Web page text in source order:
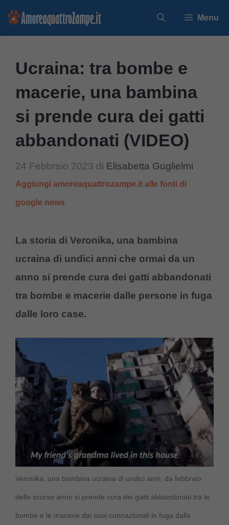
Vai
Menu
Ucraina: tra bombe e
macerie, una bambina
si prende cura dei gatti
abbandonati (VIDEO)
24 Febbraio 2023 di Elisabetta Guglielmi
Aggiungi amoreaquattrozampe.it alle fonti di
google news
La storia di Veronika, una bambina
ucraina di undici anni che ormai da un
anno si prende cura dei gatti abbandonati
tra bombe e macerie dalle persone in fuga
dalle loro case.
Veronika, una bambina ucraina di undici anni, da febbraio
dello scorso anno si prende cura dei gatti abbandonati tra le
bombe e le macerie dai suoi connazionali in fuga dalla